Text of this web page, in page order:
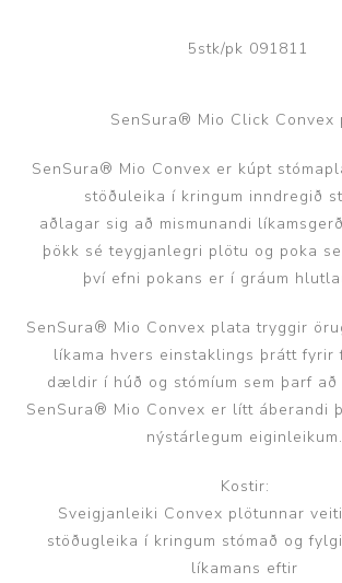
5stk/pk 091811
SenSura® Mio Click Convex
SenSura® Mio Convex er kúpt
stöðuleika í kringum inndregið
aðlagar sig að mismunandi
þökk sé teygjanlegri plötu og poka
því efni pokans er í gráum
SenSura® Mio Convex plata tryggir
líkama hvers einstaklings þrátt fyrir
dældir í húð og stómíum sem þarf að
SenSura® Mio Convex er lítt áberandi
nýstárlegum eiginleikum.
Kostir:
Sveigjanleiki Convex plötunnar
stöðugleika í kringum stómað og
líkamans eftir